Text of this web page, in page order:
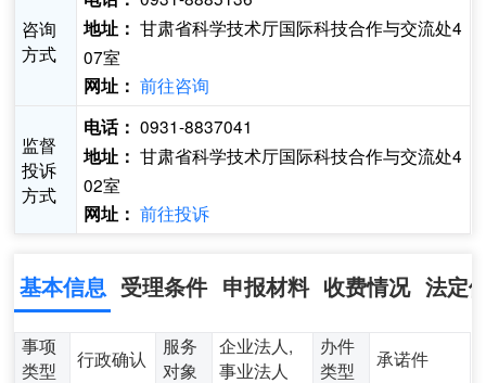
咨询
方式
地址： 甘肃省科学技术厅国际科技合作与交流处4
07室
网址： 前往咨询
监督
投诉
方式
电话： 0931-8837041
地址： 甘肃省科学技术厅国际科技合作与交流处4
02室
网址： 前往投诉
基本信息 受理条件 申报材料 收费情况 法定
事项
类型
行政确认
服务
对象
企业法人,
事业法人
办件
类型
承诺件